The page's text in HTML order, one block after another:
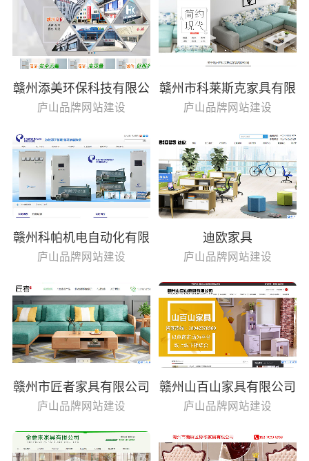
赣州添美环保科技有限公
司
庐山品牌网站建设
赣州市科莱斯克家具有限
公司
庐山品牌网站建设
赣州科帕机电自动化有限
公司
庐山品牌网站建设
迪欧家具
庐山品牌网站建设
赣州市匠者家具有限公司
庐山品牌网站建设
赣州山百山家具有限公司
庐山品牌网站建设